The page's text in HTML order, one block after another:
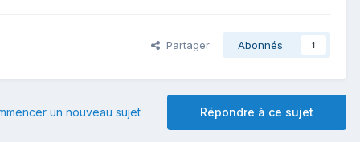
Partager Abonnés 1
Répondre à ce sujet
un nouveau sujet